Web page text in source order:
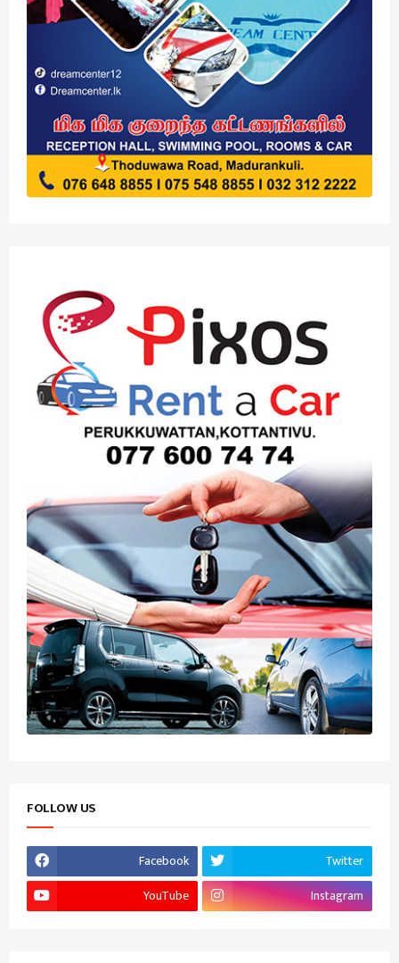
FOLLOW US
Facebook
Twitter
YouTube
Instagram